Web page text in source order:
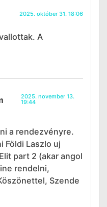
2025. október 31. 18:06
A
2025. november 13.
19:44
a rendezvényre.
Földi Laszlo uj
part 2 (akar angol
rendelni,
Szende